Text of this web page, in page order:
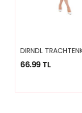
66.99 TL